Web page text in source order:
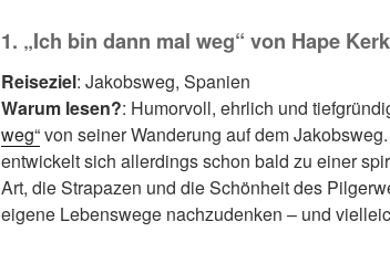
1. „Ich bin dann mal weg“ von Hape
Reiseziel: Jakobsweg, Spanien
Warum lesen?: Humorvoll, ehrlich und
weg“von seiner Wanderung auf dem
entwickelt sich allerdings schon bald zu einer
Art, die Strapazen und die Schönheit des
eigene Lebenswege nachzudenken – und